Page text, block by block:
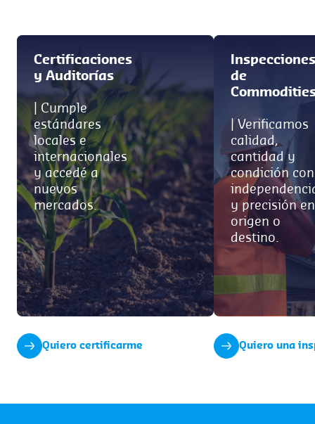
Certificaciones
y Auditorías
| Cumple
estándares
locales e
internacionales
y accedé a
nuevos
mercados.
Quiero certificarme
Inspecciones
de
| Verificamos
calidad,
cantidad y
condición con
y precisión en
origen o
destino.
Quiero una